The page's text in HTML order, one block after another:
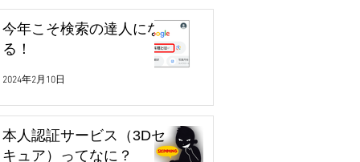
今年こそ検索の達人にな
る！
2024年2月10日
本人認証サービス（3Dセ
キュア）ってなに？